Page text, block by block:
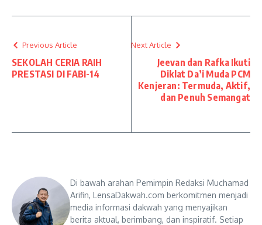
Previous Article
SEKOLAH CERIA RAIH
PRESTASI DI FABI-14
Next Article
Jeevan dan Rafka Ikuti
Diklat Da’i Muda PCM
Kenjeran: Termuda, Aktif,
dan Penuh Semangat
Di bawah arahan Pemimpin Redaksi Muchamad
Arifin, LensaDakwah.com berkomitmen menjadi
media informasi dakwah yang menyajikan
berita aktual, berimbang, dan inspiratif. Setiap